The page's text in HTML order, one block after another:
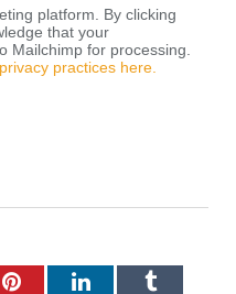
platform. By clicking
that your
Mailchimp for processing.
practices here.
PinterestLinkedInTumblr